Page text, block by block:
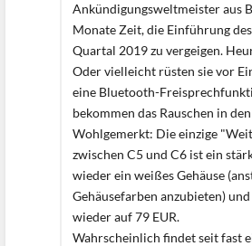
Ankündigungsweltmeister aus
Monate Zeit, die Einführung
Quartal 2019 zu vergeigen.
Oder vielleicht rüsten sie vor
eine Bluetooth-
bekommen das Rauschen in
Wohlgemerkt: Die einzige
zwischen C5 und C6 ist ein
wieder ein weißes Gehäuse
Gehäusefarben anzubieten)
wieder auf 79 EUR.
Wahrscheinlich findet seit fast